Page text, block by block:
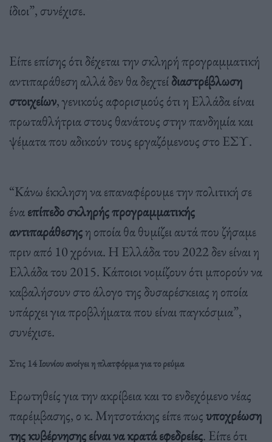
ίδιοι”, συνέχισε.
Είπε επίσης ότι δέχεται την σκληρή προγραμματική
αντιπαράθεση αλλά δεν θα δεχτείδιαστρέβλωση
στοιχείων, γενικούς αφορισμούς ότι η Ελλάδα είναι
πρωταθλήτρια στους θανάτους στην πανδημία και
ψέματα που αδικούν τους εργαζόμενους στο ΕΣΥ.
“Κάνω έκκληση να επαναφέρουμε την πολιτική σε
έναεπίπεδο σκληρής προγραμματικής
αντιπαράθεσηςη οποία θα θυμίζει αυτά που ζήσαμε
πριν από 10 χρόνια. Η Ελλάδα του 2022 δεν είναι η
Ελλάδα του 2015. Κάποιοι νομίζουν ότι μπορούν να
καβαλήσουν στο άλογο της δυσαρέσκειας η οποία
υπάρχει για προβλήματα που είναι παγκόσμια”,
συνέχισε.
Στις 14 Ιουνίου ανοίγει η πλατφόρμα για το ρεύμα
Ερωτηθείς για την ακρίβεια και το ενδεχόμενο νέας
παρέμβασης, ο κ. Μητσοτάκης είπε πωςυποχρέωση
της κυβέρνησης είναι να κρατά εφεδρείες. Είπε ότι